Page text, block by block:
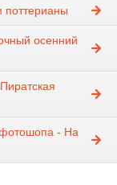
поттерианы
осенний
- На